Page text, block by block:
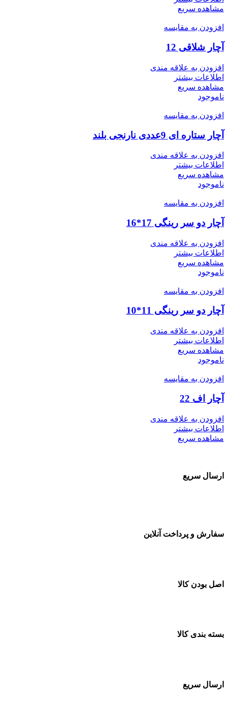
مشاهده سریع
افزودن به مقایسه
آچار شلاقی 12
افزودن به علاقه مندی
اطلاعات بیشتر
مشاهده سریع
ناموجود
افزودن به مقایسه
آچار ستاره ای 9عددی نارنجی بلند
افزودن به علاقه مندی
اطلاعات بیشتر
مشاهده سریع
ناموجود
افزودن به مقایسه
آچار دو سر رینگی 17*16
افزودن به علاقه مندی
اطلاعات بیشتر
مشاهده سریع
ناموجود
افزودن به مقایسه
آچار دو سر رینگی 11*10
افزودن به علاقه مندی
اطلاعات بیشتر
مشاهده سریع
ناموجود
افزودن به مقایسه
آچار اف 22
افزودن به علاقه مندی
اطلاعات بیشتر
مشاهده سریع
ارسال سریع
سفارش و پرداخت آنلاین
اصل بودن کالا
بسته بندی کالا
ارسال سریع